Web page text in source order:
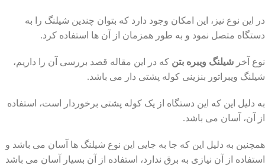
در این نوع نیز، این امکان وجود دارد که بتوان چندین شیلنگ را به
دستگاه متصل نمود و به طور همزمان از آن ها استفاده کرد.
نوع آخر شیلنگ ویبره بتن که در این مقاله قصد بررسی آن را داریم،
شیلنگ ویبراتور بنزینی کوله پشتی دار می باشد.
به دلیل این که این دستگاه از یک کوله پشتی برخوردار است، استفاده
از آن، آسان می باشد.
همچنین به دلیل این که جا به جایی این نوع شیلنگ ها آسان می باشد و
استفاده از آن نیازی به برق ندارد، استفاده از آن بسیار آسان می باشد